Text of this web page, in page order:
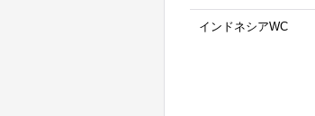
インドネシアWC